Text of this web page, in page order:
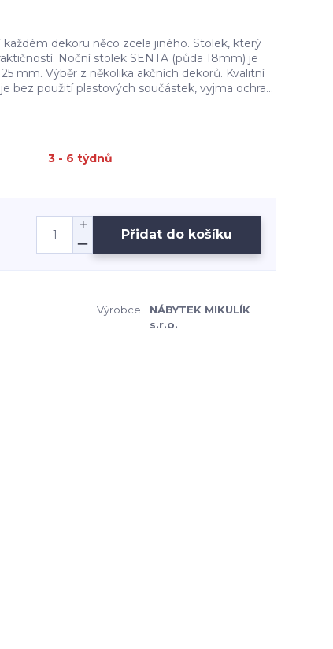
dekoru něco zcela jiného. Stolek, který
Noční stolek SENTA (půda 18mm) je
mm. Výběr z několika akčních dekorů. Kvalitní
bez použití plastových součástek, vyjma ochra...
3 - 6 týdnů
Přidat do košíku
Výrobce:
NÁBYTEK MIKULÍK
s.r.o.